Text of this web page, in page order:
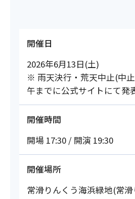
開催日
2026年6月13日(土)
※ 雨天決行・荒天中止(中
午までに公式サイトにて発
開催時間
開場 17:30 / 開演 19:30
開催場所
常滑りんくう海浜緑地(常